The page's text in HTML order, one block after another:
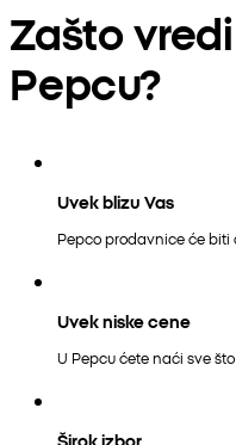
Zašto
Pepcu?
Uvek blizu Vas
Pepco prodavnice će biti
Uvek niske cene
U Pepcu ćete naći sve
Širok izbor